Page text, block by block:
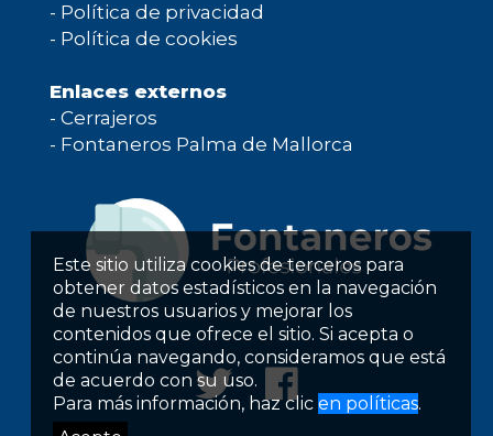
Este sitio utiliza cookies de terceros para
obtener datos estadísticos en la navegación
de nuestros usuarios y mejorar los
contenidos que ofrece el sitio. Si acepta o
continúa navegando, consideramos que está
de acuerdo con su uso.
Para más información, haz clic en políticas.
- Política de privacidad
- Política de cookies
Enlaces externos
- Cerrajeros
- Fontaneros Palma de Mallorca